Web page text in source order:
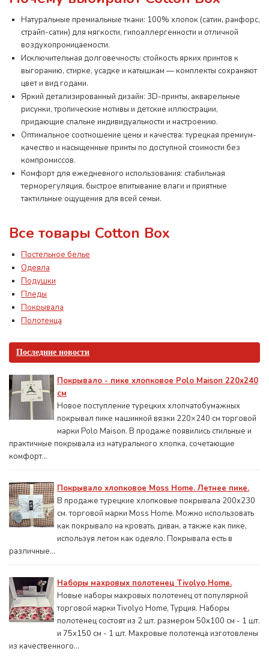
Последние новости
Покрывало - пике хлопковое Polo Maison 220х240
см
Новое поступление турецких хлопчатобумажных
покрывал пике машинной вязки 220×240 см торговой
марки Polo Maison. В продаже появились стильные и
практичные покрывала из натурального хлопка, сочетающие
комфорт...
Покрывало хлопковое Moss Home. Летнее пике.
В продаже турецкие хлопковые покрывала 200x230
см. торговой марки Moss Home. Можно использовать
как покрывало на кровать, диван, а также как пике,
используя летом как одеяло. Покрывала есть в
различные...
Наборы махровых полотенец Tivolyo Home.
Новые наборы махровых полотенец от популярной
торговой марки Tivolyo Home, Турция. Наборы
полотенец состоят из 2 шт. размером 50x100 см - 1 шт.
и 75х150 см - 1 шт. Махровые полотенца изготовлены
из качественного...
Натуральные премиальные ткани: 100% хлопок (сатин, ранфорс,
страйп-сатин) для мягкости, гипоаллергенности и отличной
воздухопроницаемости.
Исключительная долговечность: стойкость ярких принтов к
выгоранию, стирке, усадке и катышкам — комплекты сохраняют
цвет и вид годами.
Яркий детализированный дизайн: 3D-принты, акварельные
рисунки, тропические мотивы и детские иллюстрации,
придающие спальне индивидуальности и настроению.
Оптимальное соотношение цены и качества: турецкая премиум-
качество и насыщенные принты по доступной стоимости без
компромиссов.
Комфорт для ежедневного использования: стабильная
терморегуляция, быстрое впитывание влаги и приятные
тактильные ощущения для всей семьи.
Все товары Cotton Box
Постельное белье
Одеяла
Подушки
Пледы
Покрывала
Полотенца